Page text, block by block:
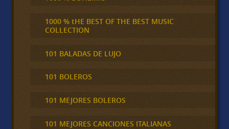
1000 % tHE BEST OF THE BEST MUSIC
COLLECTION
101 BALADAS DE LUJO
101 BOLEROS
101 MEJORES BOLEROS
101 MEJORES CANCIONES ITALIANAS